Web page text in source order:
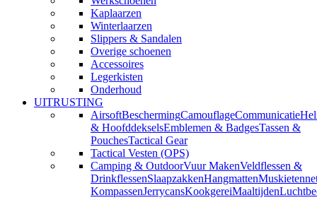
Kaplaarzen
Winterlaarzen
Slippers & Sandalen
Overige schoenen
Accessoires
Legerkisten
Onderhoud
UITRUSTING
AirsoftBeschermingCamouflageCommunicatie
& HoofddekselsEmblemen & BadgesTassen &
PouchesTactical Gear
Tactical Vesten (OPS)
Camping & OutdoorVuur MakenVeldflessen &
DrinkflessenSlaapzakkenHangmatten
KompassenJerrycansKookgereiMaaltijden